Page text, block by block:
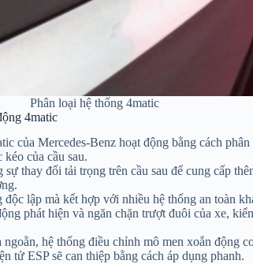
Phân loại hệ thống 4matic
4matic
của Mercedes-Benz hoạt động bằng cách
của cầu sau.
thay đổi tải trọng trên cầu sau để cung cấp
lập mà kết hợp với nhiều hệ thống an toàn
phát hiện và ngăn chặn trượt đuôi của xe,
hệ thống điều chỉnh mô men xoắn động
tử ESP sẽ can thiệp bằng cách áp dụng phanh.